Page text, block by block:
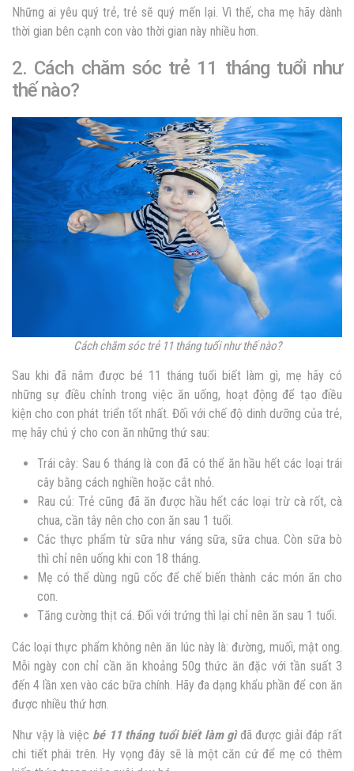
Những ai yêu quý trẻ, trẻ sẽ quý mến lại. Vì thế, cha mẹ hãy dành
thời gian bên cạnh con vào thời gian này nhiều hơn.
2. Cách chăm sóc trẻ 11 tháng tuổi như
thế nào?
Cách chăm sóc trẻ 11 tháng tuổi như thế nào?
Sau khi đã nắm được bé 11 tháng tuổi biết làm gì, mẹ hãy có
những sự điều chỉnh trong việc ăn uống, hoạt động để tạo điều
kiện cho con phát triển tốt nhất. Đối với chế độ dinh dưỡng của trẻ,
mẹ hãy chú ý cho con ăn những thứ sau:
Trái cây: Sau 6 tháng là con đã có thể ăn hầu hết các loại trái
cây bằng cách nghiền hoặc cắt nhỏ.
Rau củ: Trẻ cũng đã ăn được hầu hết các loại trừ cà rốt, cà
chua, cần tây nên cho con ăn sau 1 tuổi.
Các thực phẩm từ sữa như váng sữa, sữa chua. Còn sữa bò
thì chỉ nên uống khi con 18 tháng.
Mẹ có thể dùng ngũ cốc để chế biến thành các món ăn cho
con.
Tăng cường thịt cá. Đối với trứng thì lại chỉ nên ăn sau 1 tuổi.
Các loại thực phẩm không nên ăn lúc này là: đường, muối, mật ong.
Mỗi ngày con chỉ cần ăn khoảng 50g thức ăn đặc với tần suất 3
đến 4 lần xen vào các bữa chính. Hãy đa dạng khẩu phần để con ăn
được nhiều thứ hơn.
Như vậy là việc bé 11 tháng tuổi biết làm gìđã được giải đáp rất
chi tiết phái trên. Hy vọng đây sẽ là một căn cứ để mẹ có thêm